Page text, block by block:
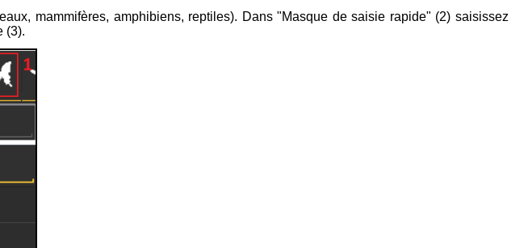
mammifères, amphibiens, reptiles). Dans "Masque de saisie rapide" (2) saisissez
(3).